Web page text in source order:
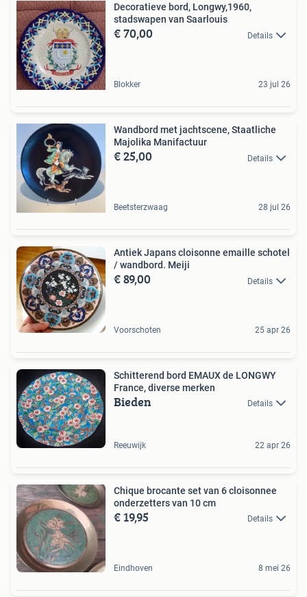
Decoratieve bord, Longwy,1960,
stadswapen van Saarlouis
€ 70,00 Details
Blokker 23 jul 26
Wandbord met jachtscene, Staatliche
Majolika Manifactuur
€ 25,00 Details
Beetsterzwaag 28 jul 26
Antiek Japans cloisonne emaille schotel
/ wandbord. Meiji
€ 89,00 Details
Voorschoten 25 apr 26
Schitterend bord EMAUX de LONGWY
France, diverse merken
Bieden Details
Reeuwijk 22 apr 26
Chique brocante set van 6 cloisonnee
onderzetters van 10 cm
€ 19,95 Details
Eindhoven 8 mei 26